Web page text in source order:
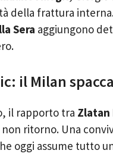
della frattura
Sera aggiungono
il Milan
il rapporto tra Zlatan
ritorno. Una
oggi assume tutto